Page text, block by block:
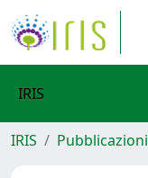
IRIS
IRIS Pubblicazioni